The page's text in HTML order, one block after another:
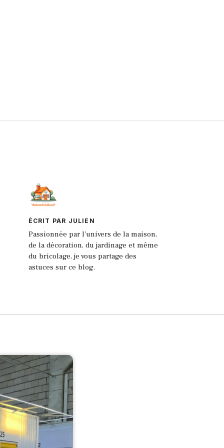
ÉCRIT PAR JULIEN
Passionnée par l'univers de la maison,
de la décoration, du jardinage et même
du bricolage, je vous partage des
astuces sur ce blog.